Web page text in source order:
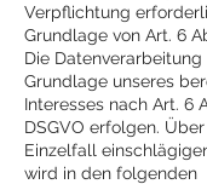
Verpflichtung
Grundlage von Art. 6
Die
Grundlage unseres
Interesses nach Art. 6
DSGVO erfolgen.
Einzelfall
wird in den folgenden